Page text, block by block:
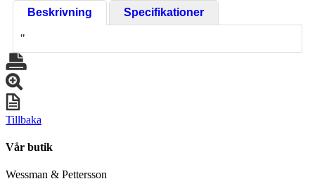
Beskrivning
Specifikationer
"
Tillbaka
Vår butik
Wessman & Pettersson